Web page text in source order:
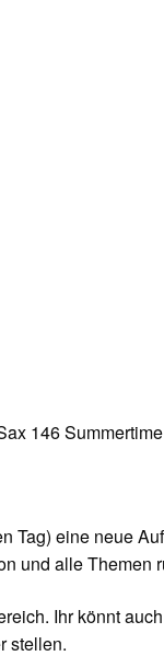
146
Tag) eine neue
und alle Themen
Ihr könnt
stellen.